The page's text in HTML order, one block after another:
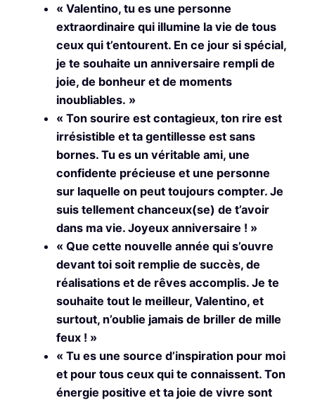
« Valentino, tu es une personne
extraordinaire qui illumine la vie de tous
ceux qui t’entourent. En ce jour si spécial,
je te souhaite un anniversaire rempli de
joie, de bonheur et de moments
inoubliables. »
« Ton sourire est contagieux, ton rire est
irrésistible et ta gentillesse est sans
bornes. Tu es un véritable ami, une
confidente précieuse et une personne
sur laquelle on peut toujours compter. Je
suis tellement chanceux(se) de t’avoir
dans ma vie. Joyeux anniversaire ! »
« Que cette nouvelle année qui s’ouvre
devant toi soit remplie de succès, de
réalisations et de rêves accomplis. Je te
souhaite tout le meilleur, Valentino, et
surtout, n’oublie jamais de briller de mille
feux ! »
« Tu es une source d’inspiration pour moi
et pour tous ceux qui te connaissent. Ton
énergie positive et ta joie de vivre sont